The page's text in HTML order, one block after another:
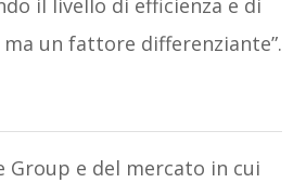
il livello di efficienza e di
un fattore differenziante”.
e del mercato in cui